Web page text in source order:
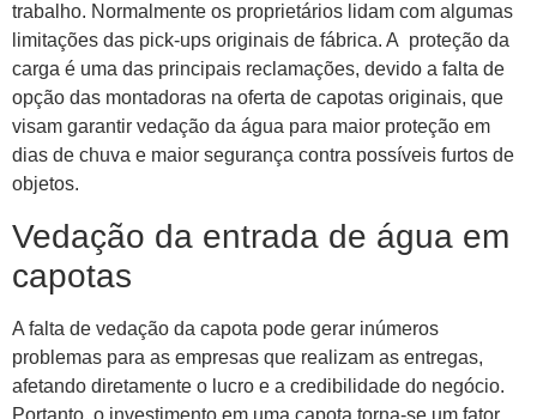
trabalho. Normalmente os proprietários lidam com algumas
limitações das pick-ups originais de fábrica. A proteção da
carga é uma das principais reclamações, devido a falta de
opção das montadoras na oferta de capotas originais, que
visam garantir vedação da água para maior proteção em
dias de chuva e maior segurança contra possíveis furtos de
objetos.
Vedação da entrada de água em
capotas
A falta de vedação da capota pode gerar inúmeros
problemas para as empresas que realizam as entregas,
afetando diretamente o lucro e a credibilidade do negócio.
Portanto, o investimento em uma capota torna-se um fator